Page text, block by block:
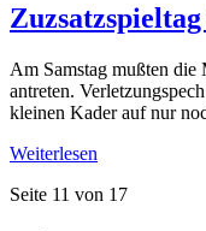
Am Samstag mußten
antreten.
kleinen Kader auf nur
Weiterlesen
Seite 11 von 17